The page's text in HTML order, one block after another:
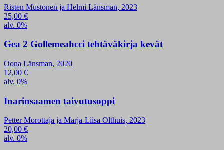
Risten Mustonen ja Helmi Länsman, 2023
25,00 €
alv. 0%
Gea 2 Gollemeahcci tehtäväkirja kevät
Oona Länsman, 2020
12,00 €
alv. 0%
Inarinsaamen taivutusoppi
Petter Morottaja ja Marja-Liisa Olthuis, 2023
20,00 €
alv. 0%